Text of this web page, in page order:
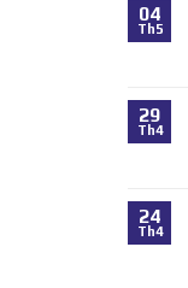
04
Th5
29
Th4
24
Th4